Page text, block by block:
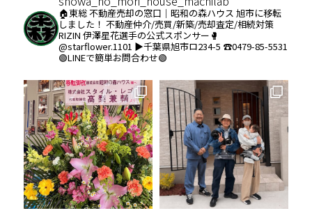
🏠東総 不動産売却の窓口｜昭和の森ハウス 旭市に移転
しました！ 不動産仲介/売買/新築/売却査定/相続対策
RIZIN 伊澤星花選手の公式スポンサー🥊
@starflower.1101 ▶︎千葉県旭市ロ234-5 ☎️0479-85-5531
🟢LINEで簡単お問合わせ🟢